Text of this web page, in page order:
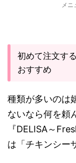
メニ
初めて注文す
おすすめ
種類が多いのは
ないなら何を頼
『DELISA～
は「チキンシー